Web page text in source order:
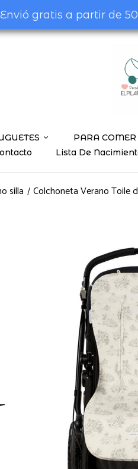
Envió gratis a partir de
PARA COMER
Lista De
silla Colchoneta Verano Toile